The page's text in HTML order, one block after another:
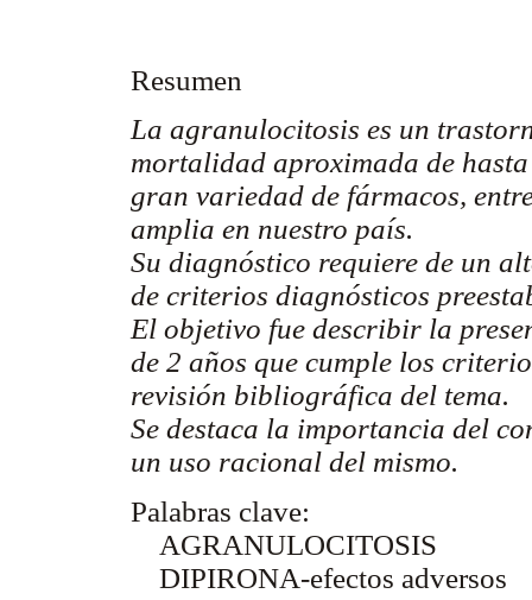
Resumen
La agranulocitosis es un
mortalidad aproximada de
gran variedad de fármacos,
amplia en nuestro país.
Su diagnóstico requiere de un
de criterios diagnósticos
El objetivo fue describir la
de 2 años que cumple los
revisión bibliográfica del tema.
Se destaca la importancia del
un uso racional del mismo.
Palabras clave:
AGRANULOCITOSIS
DIPIRONA-efectos adversos